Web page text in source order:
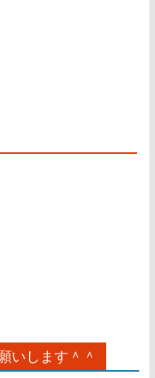
いします＾＾